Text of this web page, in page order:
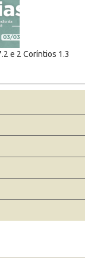
e 2 Coríntios 1.3